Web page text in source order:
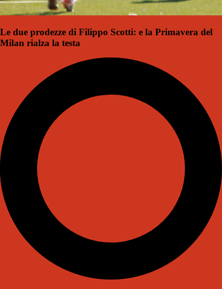
Le due prodezze di Filippo Scotti: e la Primavera del
Milan rialza la testa